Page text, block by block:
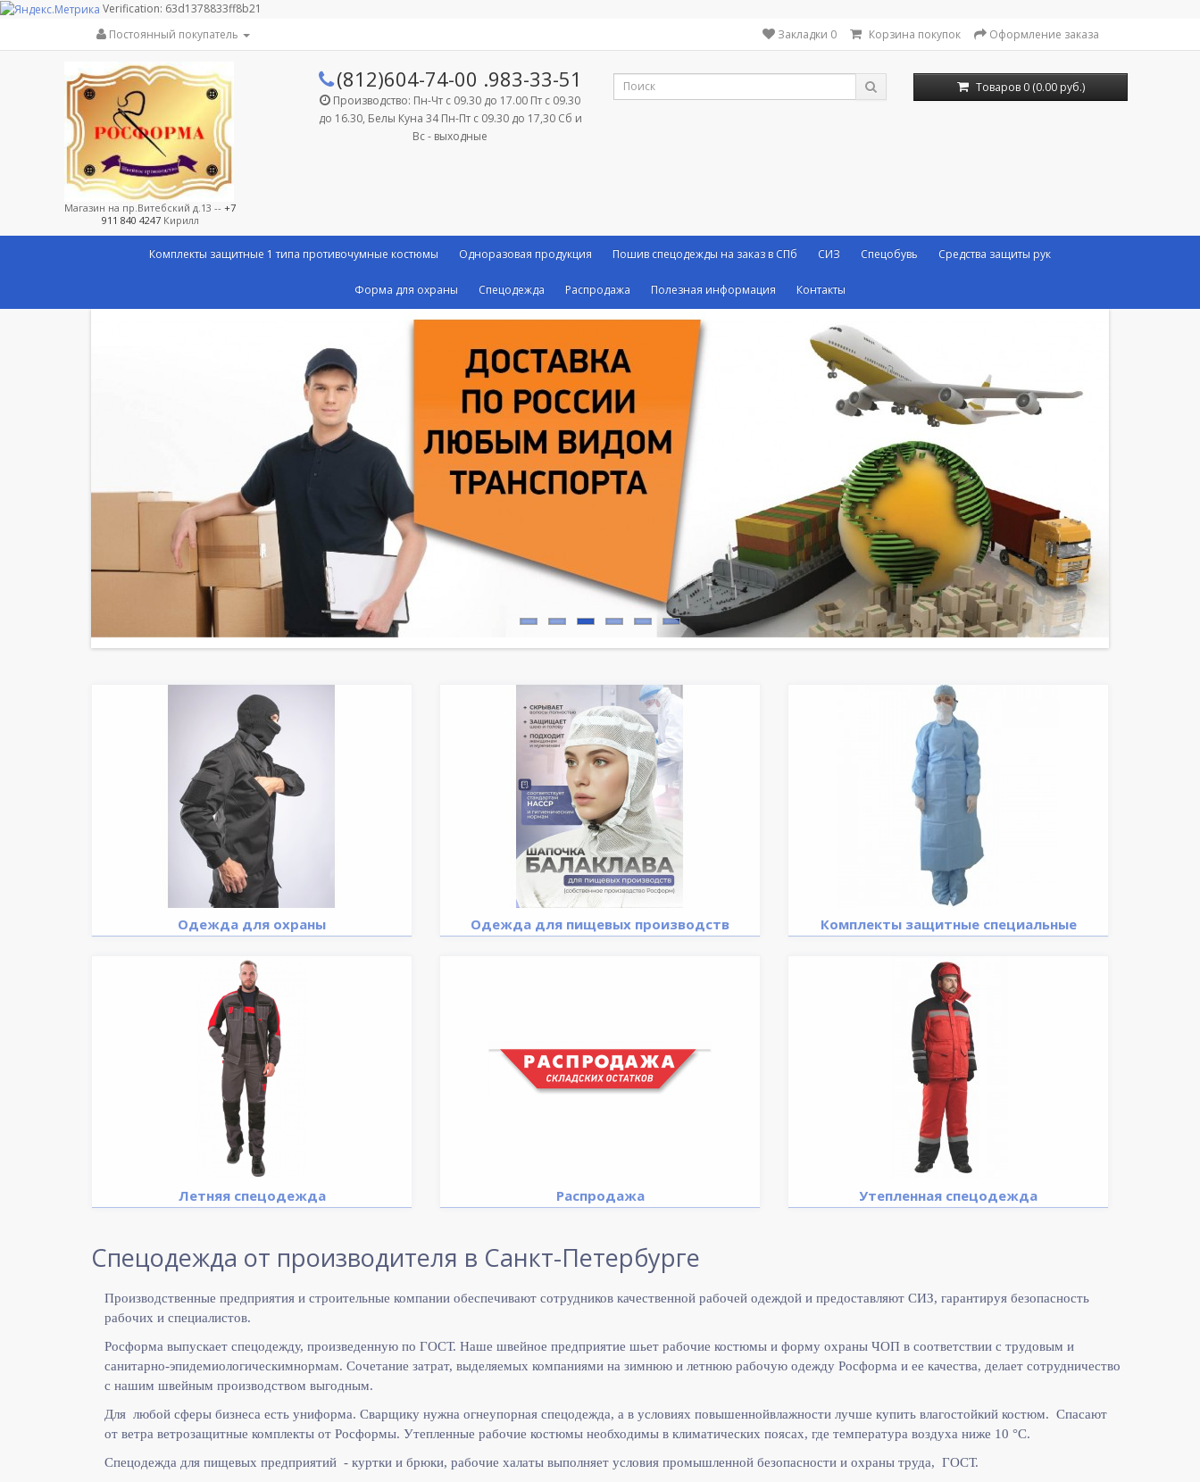
Verification: 63d1378833ff8b21
Постоянный покупатель
Закладки 0 Корзина покупок Оформление заказа
Магазин на пр.Витебский д.13 -- +7
911 840 4247Кирилл
(812)604-74-00 .983-33-51
Производство: Пн-Чт с 09.30 до 17.00 Пт с 09.30
до 16.30, Белы Куна 34 Пн-Пт с 09.30 до 17,30 Сб и
Вс - выходные
Товаров 0 (0.00 руб.)
Комплекты защитные 1 типа противочумные костюмы Одноразовая продукция Пошив спецодежды на заказ в СПб СИЗ Спецобувь Средства защиты рук
Форма для охраны Спецодежда Распродажа Полезная информация Контакты
Одежда для охраны Одежда для пищевых производств Комплекты защитные специальные
Летняя спецодежда Распродажа Утепленная спецодежда
Спецодежда от производителя в Санкт-Петербурге
Производственные предприятия и строительные компании обеспечивают сотрудников качественной рабочей одеждой и предоставляют СИЗ, гарантируя безопасность
рабочих и специалистов.
Росформа выпускает спецодежду, произведенную по ГОСТ. Наше швейное предприятие шьет рабочие костюмы и форму охраны ЧОП в соответствии с трудовым и
санитарно-эпидемиологическимнормам. Сочетание затрат, выделяемых компаниями на зимнюю и летнюю рабочую одежду Росформа и ее качества, делает сотрудничество
с нашим швейным производством выгодным.
Для любой сферы бизнеса есть униформа. Сварщику нужна огнеупорная спецодежда, а в условиях повышеннойвлажности лучше купить влагостойкий костюм. Спасают
от ветра ветрозащитные комплекты от Росформы. Утепленные рабочие костюмы необходимы в климатических поясах, где температура воздуха ниже 10 °C.
Спецодежда для пищевых предприятий - куртки и брюки, рабочие халаты выполняет условия промышленной безопасности и охраны труда, ГОСТ.